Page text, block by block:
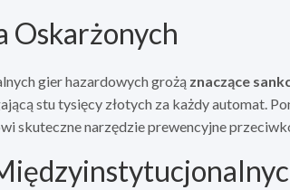
Oskarżonych
gier hazardowych grożą znaczące
stu tysięcy złotych za każdy automat.
skuteczne narzędzie prewencyjne